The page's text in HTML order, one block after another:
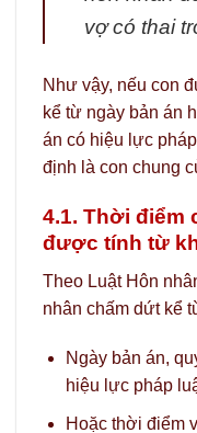
vợ có thai
Như vậy, nếu con
kể từ ngày bản án
án có hiệu lực
định là con chung
4.1. Thời điểm
được tính từ
Theo Luật Hôn
nhân chấm dứt kể
Ngày bản án,
hiệu lực pháp
Hoặc thời điểm